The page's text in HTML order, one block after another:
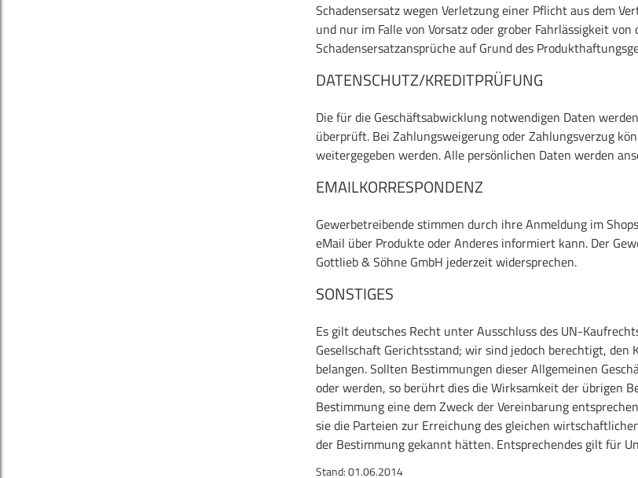
Schadensersatz wegen Verletzung einer Pflicht aus dem
und nur im Falle von Vorsatz oder grober Fahrlässigkeit
Schadensersatzansprüche auf Grund des
DATENSCHUTZ/KREDITPRÜFUNG
Die für die Geschäftsabwicklung notwendigen Daten
überprüft. Bei Zahlungsweigerung oder Zahlungsverzug
weitergegeben werden. Alle persönlichen Daten werden
EMAILKORRESPONDENZ
Gewerbetreibende stimmen durch ihre Anmeldung im
eMail über Produkte oder Anderes informiert kann. Der
Gottlieb & Söhne GmbH jederzeit widersprechen.
SONSTIGES
Es gilt deutsches Recht unter Ausschluss des UN-
Gesellschaft Gerichtsstand; wir sind jedoch berechtigt,
belangen. Sollten Bestimmungen dieser Allgemeinen
oder werden, so berührt dies die Wirksamkeit der übrigen
Bestimmung eine dem Zweck der Vereinbarung
sie die Parteien zur Erreichung des gleichen
der Bestimmung gekannt hätten. Entsprechendes gilt für
Stand: 01.06.2014